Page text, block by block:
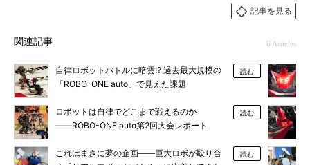
記事を見る
関連記事 6 Articles
自律ロボットバトルに暗雲!? 過去最大規模の
「ROBO-ONE auto」で見えた課題
読む
ロボットは自律でどこまで戦えるのか
――ROBO-ONE auto第2回大会レポート
読む
これはまさに夢の企画――巨大ロボが殴り合
読む